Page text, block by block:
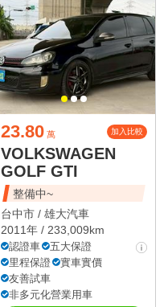
23.80 萬 加入比較
VOLKSWAGEN
GOLF GTI
整備中~
台中市 / 雄大汽車
2011年 / 233,009km
認證車
五大保證
里程保證
實車實價
友善試車
非多元化營業用車